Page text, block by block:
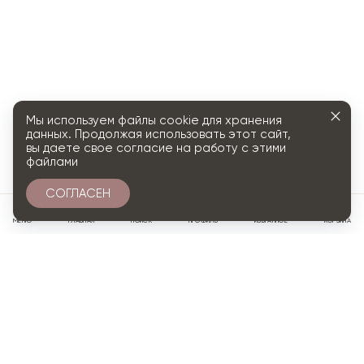
МЕНЮ ГЛАВНАЯ ПОИСК ПРОФИЛЬ ИЗБРАННОЕ КОРЗИНА
Мы используем файлы cookie для хранения
данных. Продолжая использовать этот сайт,
вы даете свое согласие на работу с этими
файлами
СОГЛАСЕН